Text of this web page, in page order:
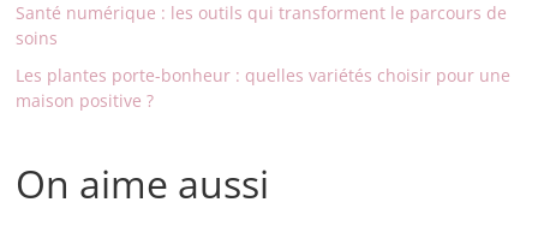
Santé numérique : les outils qui transforment le parcours de
soins
Les plantes porte-bonheur : quelles variétés choisir pour une
maison positive ?
On aime aussi